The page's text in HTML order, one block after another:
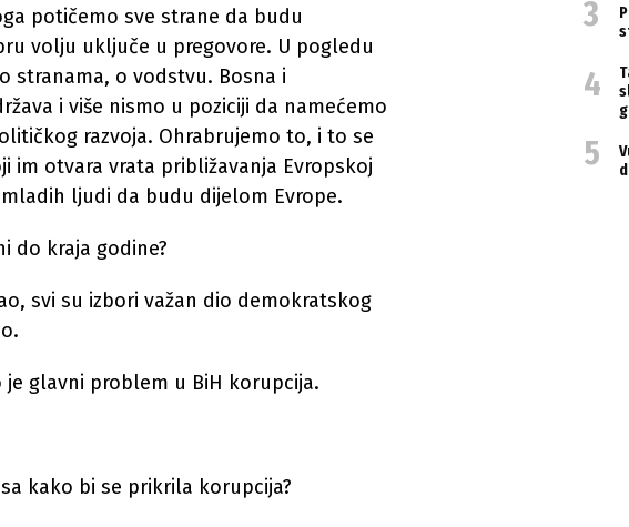
potičemo sve strane da budu
volju uključe u pregovore. U pogledu
stranama, o vodstvu. Bosna i
i više nismo u poziciji da namećemo
razvoja. Ohrabrujemo to, i to se
otvara vrata približavanja Evropskoj
ljudi da budu dijelom Evrope.
do kraja godine?
svi su izbori važan dio demokratskog
glavni problem u BiH korupcija.
kako bi se prikrila korupcija?